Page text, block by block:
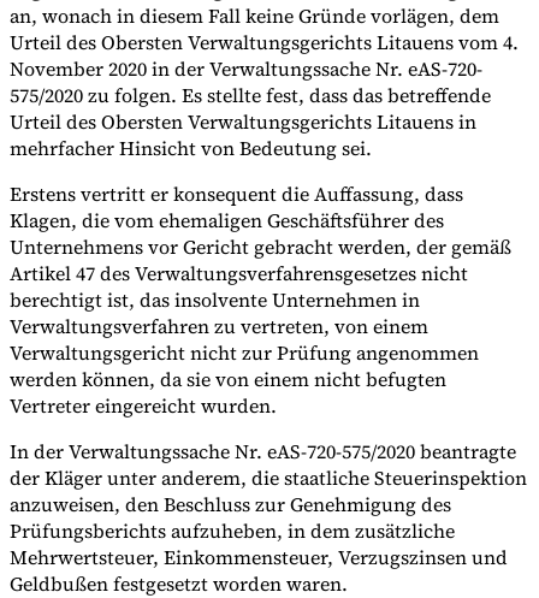
an, wonach in diesem Fall keine Gründe vorlägen, dem
Urteil des Obersten Verwaltungsgerichts Litauens vom 4.
November 2020 in der Verwaltungssache Nr. eAS-720-
575/2020 zu folgen. Es stellte fest, dass das betreffende
Urteil des Obersten Verwaltungsgerichts Litauens in
mehrfacher Hinsicht von Bedeutung sei.
Erstens vertritt er konsequent die Auffassung, dass
Klagen, die vom ehemaligen Geschäftsführer des
Unternehmens vor Gericht gebracht werden, der gemäß
Artikel 47 des Verwaltungsverfahrensgesetzes nicht
berechtigt ist, das insolvente Unternehmen in
Verwaltungsverfahren zu vertreten, von einem
Verwaltungsgericht nicht zur Prüfung angenommen
werden können, da sie von einem nicht befugten
Vertreter eingereicht wurden.
In der Verwaltungssache Nr. eAS-720-575/2020 beantragte
der Kläger unter anderem, die staatliche Steuerinspektion
anzuweisen, den Beschluss zur Genehmigung des
Prüfungsberichts aufzuheben, in dem zusätzliche
Mehrwertsteuer, Einkommensteuer, Verzugszinsen und
Geldbußen festgesetzt worden waren.